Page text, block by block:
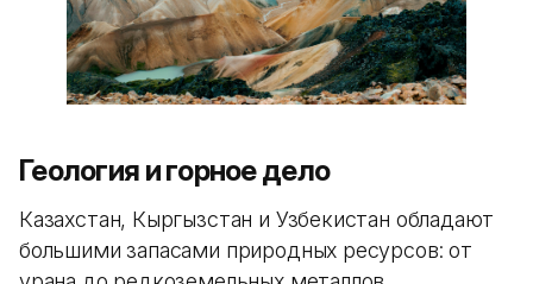
Геология и горное дело
Казахстан, Кыргызстан и Узбекистан обладают
большими запасами природных ресурсов: от